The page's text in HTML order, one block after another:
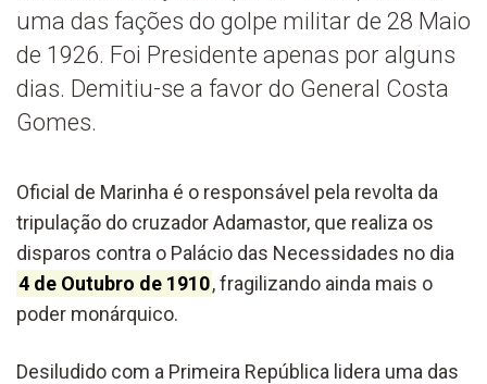
uma das fações do golpe militar de 28 Maio
de 1926. Foi Presidente apenas por alguns
dias. Demitiu-se a favor do General Costa
Gomes.
Oficial de Marinha é o responsável pela revolta da
tripulação do cruzador Adamastor, que realiza os
disparos contra o Palácio das Necessidades no dia
4 de Outubro de 1910, fragilizando ainda mais o
poder monárquico.
Desiludido com a Primeira República lidera uma das